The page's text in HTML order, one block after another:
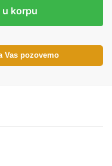
u korpu
Vas pozovemo